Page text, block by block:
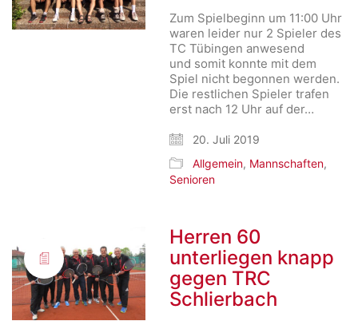
Zum Spielbeginn um 11:00 Uhr
waren leider nur 2 Spieler des
TC Tübingen anwesend
und somit konnte mit dem
Spiel nicht begonnen werden.
Die restlichen Spieler trafen
erst nach 12 Uhr auf der…
20. Juli 2019
Allgemein, Mannschaften,
Senioren
Herren 60
unterliegen knapp
gegen TRC
Schlierbach